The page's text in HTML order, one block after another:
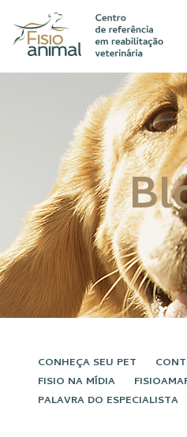
CONHEÇA SEU PET
FISIO NA MÍDIA
PALAVRA DO ESPECIALISTA